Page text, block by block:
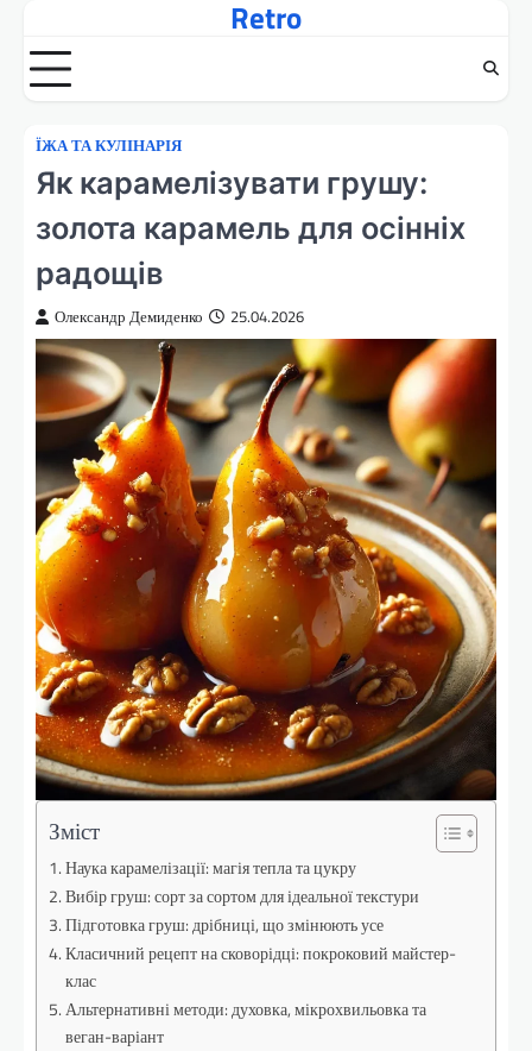
вмісту
Retro
ЇЖА ТА КУЛІНАРІЯ
Як карамелізувати грушу:
золота карамель для осінніх
радощів
Олександр Демиденко 25.04.2026
Зміст
Наука карамелізації: магія тепла та цукру
Вибір груш: сорт за сортом для ідеальної текстури
Підготовка груш: дрібниці, що змінюють усе
Класичний рецепт на сковорідці: покроковий майстер-
клас
Альтернативні методи: духовка, мікрохвильовка та
веган-варіант